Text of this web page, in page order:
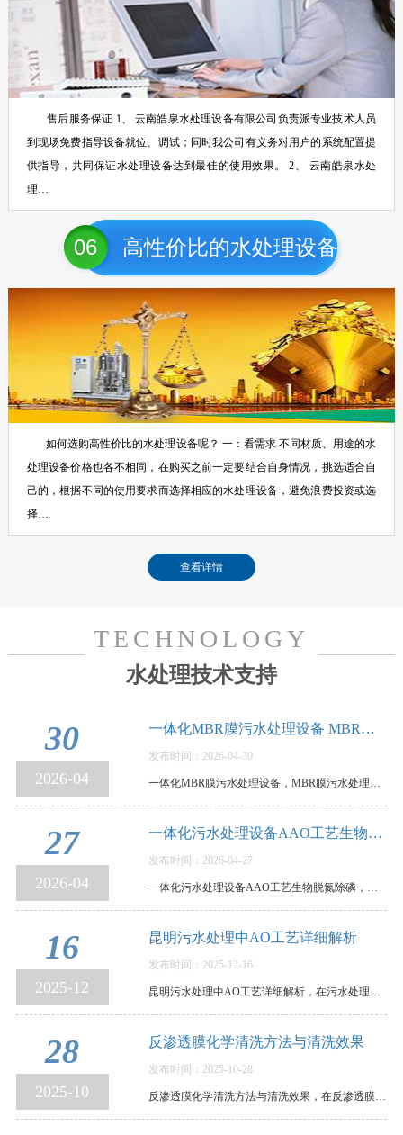
售后服务保证 1、 云南皓泉水处理设备有限公司负责派专业技术人员
到现场免费指导设备就位、调试；同时我公司有义务对用户的系统配置提
供指导，共同保证水处理设备达到最佳的使用效果。 2、 云南皓泉水处
理…
06 高性价比的水处理设备
如何选购高性价比的水处理设备呢？ 一：看需求 不同材质、用途的水
处理设备价格也各不相同，在购买之前一定要结合自身情况，挑选适合自
己的，根据不同的使用要求而选择相应的水处理设备，避免浪费投资或选
择…
查看详情
TECHNOLOGY
水处理技术支持
30
2026-04
一体化MBR膜污水处理设备 MBR膜污水处理设备…
发布时间：2026-04-30
一体化MBR膜污水处理设备，MBR膜污水处理设备优缺点和使用要点说明，MBR膜一体化污水处理设备，是…
27
2026-04
一体化污水处理设备AAO工艺生物脱氮除磷，原…
发布时间：2026-04-27
一体化污水处理设备AAO工艺生物脱氮除磷，原理、参数与运行控制全解析，在环保水处理领域，传统活…
16
2025-12
昆明污水处理中AO工艺详细解析
发布时间：2025-12-16
昆明污水处理中AO工艺详细解析，在污水处理领域，AO工艺可谓是生物脱氮的“常青树”。它结构清晰、…
28
2025-10
反渗透膜化学清洗方法与清洗效果
发布时间：2025-10-28
反渗透膜化学清洗方法与清洗效果，在反渗透膜污染后，我们需要通过清洗，以恢复其使用性能。各个反…